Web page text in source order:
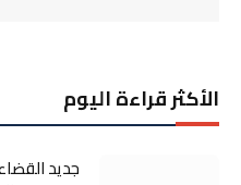
الأكثر قراءة اليوم
جديد